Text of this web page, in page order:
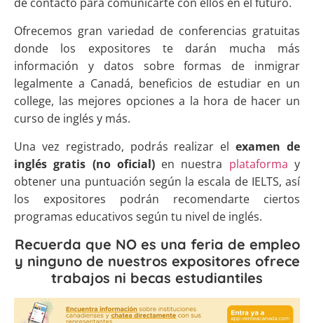
Ofrecemos gran variedad de conferencias gratuitas
donde los expositores te darán mucha más
información y datos sobre formas de inmigrar
legalmente a Canadá, beneficios de estudiar en un
college, las mejores opciones a la hora de hacer un
curso de inglés y más.
Una vez registrado, podrás realizar elexamen de
inglés gratis (no oficial) en nuestra plataforma y
obtener una puntuación según la escala de IELTS, así
los expositores podrán recomendarte ciertos
programas educativos según tu nivel de inglés.
Recuerda que NO es una feria de empleo
y ninguno de nuestros expositores ofrece
trabajos ni becas estudiantiles